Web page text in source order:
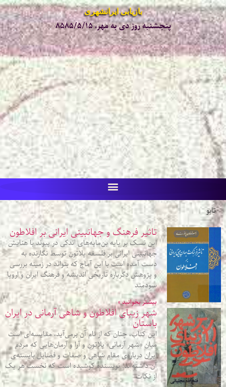
بازیابی ایرانشهری
پنجشنبه روز دی به مهر، ۸۵۸۵/۵/۱۵
تابو
تاثیر فرهنگ و جهانبینی ایرانی بر افلاطون
این نسک بر پایه بن‌مایه‌های اندکی در پیوند با هنایش
جهانبینی ایرانی بر فلسفه پلاتون توسط نگارنده به
دست آمده است با این آماج که بتواند در زمینه بررسی
و پژوهش دگرباره تاریخی اندیشه و فرهنگ ایران و اروپا
سودمند
بیشتر بخوانید »
شهر زیبای افلاطون و شاهی آرمانی در ایران
باستان
این کتاب، چنان که از نام آن برمی‌آید، مقایسه‌ای‌ است
میان «شهر آرمانی» پلاتون و آرا و آرمان‌هایی که مردم
ایران درباره‌‌ی مقام شاهی و صفات و فضایل بایسته‌ی
آن داشته‌اند. نویسنده کوشیده است که نخست هر یک
از نکات